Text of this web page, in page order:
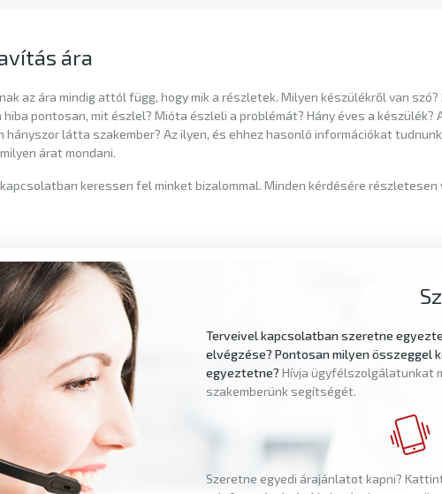
ára
az ára mindig attól függ, hogy mik a részletek. Milyen készülékről van szó?
hiba pontosan, mit észlel? Mióta észleli a problémát? Hány éves a készülék?
hányszor látta szakember? Az ilyen, és ehhez hasonló információkat
árat mondani.
keressen fel minket bizalommal. Minden kérdésére részletesen
Terveivel kapcsolatban szeretne
elvégzése? Pontosan milyen összeggel
egyeztetne? Hívja ügyfélszolgálatunkat
szakemberünk segítségét.
Szeretne egyedi árajánlatot kapni?